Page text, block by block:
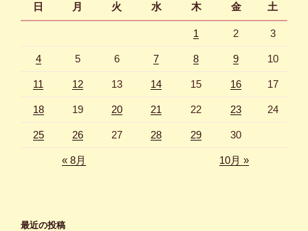
日
月 火 水 木 金 土
1 2 3
4 5 6 7 8 9 10
11 12 13 14 15 16 17
18 19 20 21 22 23 24
25 26 27 28 29 30
« 8月 10月 »
最近の投稿